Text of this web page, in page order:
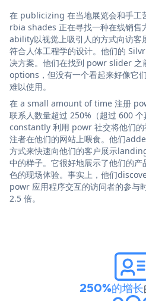
在 publicizing 在当地展览会和手工
rbia shades 正在寻找一种在线销
ability以视觉上吸引人的方式向访客
符合人体工程学的设计。他们的
决方案。他们在找到 powr slider
options，但没有一个看起来好像它
难以使用。
在 a small amount of time 注册
联系人数量超过 250%（超过 600 个
constantly 利用 powr 社交将他们的
注者在他们的网站上喂食。他们
方式来快速向他们的客户展示
中的样子。它很好地展示了他们的
色的现场体验。事实上，他们
powr 应用程序交互的访问者的参与
2.5 倍。
250%的增长